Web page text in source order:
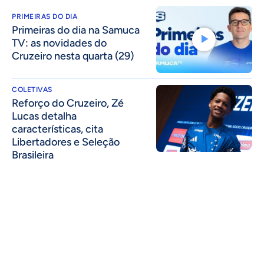
PRIMEIRAS DO DIA
Primeiras do dia na Samuca
TV: as novidades do
Cruzeiro nesta quarta (29)
COLETIVAS
⁠Reforço do Cruzeiro, Zé
Lucas detalha
características, cita
Libertadores e Seleção
Brasileira